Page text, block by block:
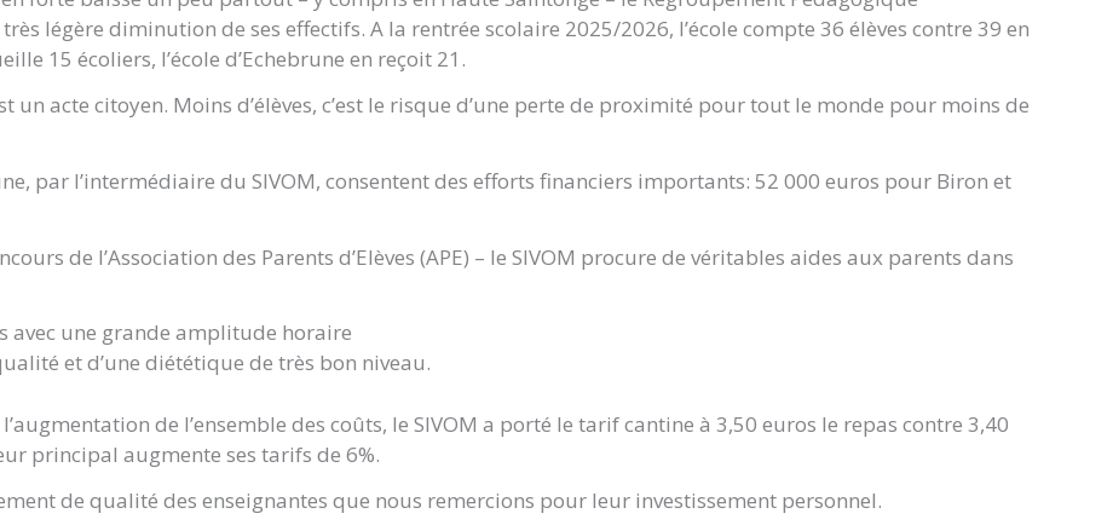
légère diminution de ses effectifs. A la rentrée scolaire 2025/2026, l’école compte 36 élèves contre 39 en
15 écoliers, l’école d’Echebrune en reçoit 21.
un acte citoyen. Moins d’élèves, c’est le risque d’une perte de proximité pour tout le monde pour moins de
par l’intermédiaire du SIVOM, consentent des efforts financiers importants: 52 000 euros pour Biron et
de l’Association des Parents d’Elèves (APE) – le SIVOM procure de véritables aides aux parents dans
avec une grande amplitude horaire
et d’une diététique de très bon niveau.
de l’ensemble des coûts, le SIVOM a porté le tarif cantine à 3,50 euros le repas contre 3,40
principal augmente ses tarifs de 6%.
de qualité des enseignantes que nous remercions pour leur investissement personnel.